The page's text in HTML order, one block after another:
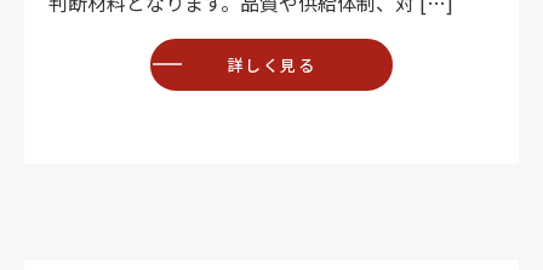
詳しく見る